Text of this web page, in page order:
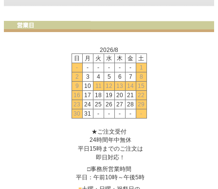
2026/8
日
月 火 水 木 金
土
-
- - - - -
1
2
3 4 5 6 7
8
9
10 11 12 13 14
15
16
17 18 19 20 21
22
23
24 25 26 27 28 29
30
31 - - - - -
★ご注文受付
24時間年中無休
平日15時までのご注文は
即日対応！
□事務所営業時間
平日：午前10時～午後5時